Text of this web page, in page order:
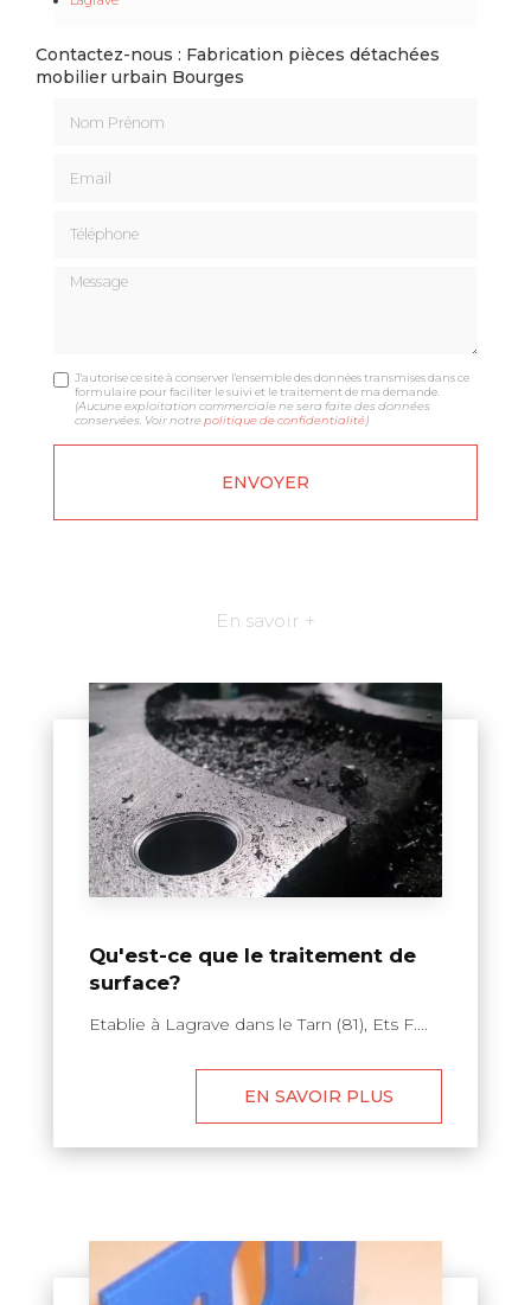
Contactez-nous : Fabrication pièces détachées
mobilier urbain Bourges
Message
J'autorise ce site à conserver l'ensemble des données transmises dans ce
formulaire pour faciliter le suivi et le traitement de ma demande.
(Aucune exploitation commerciale ne sera faite des données
conservées. Voir notrepolitique de confidentialité)
En savoir +
Qu'est-ce que le traitement de
surface?
Etablie à Lagrave dans le Tarn (81), Ets F....
EN SAVOIR PLUS